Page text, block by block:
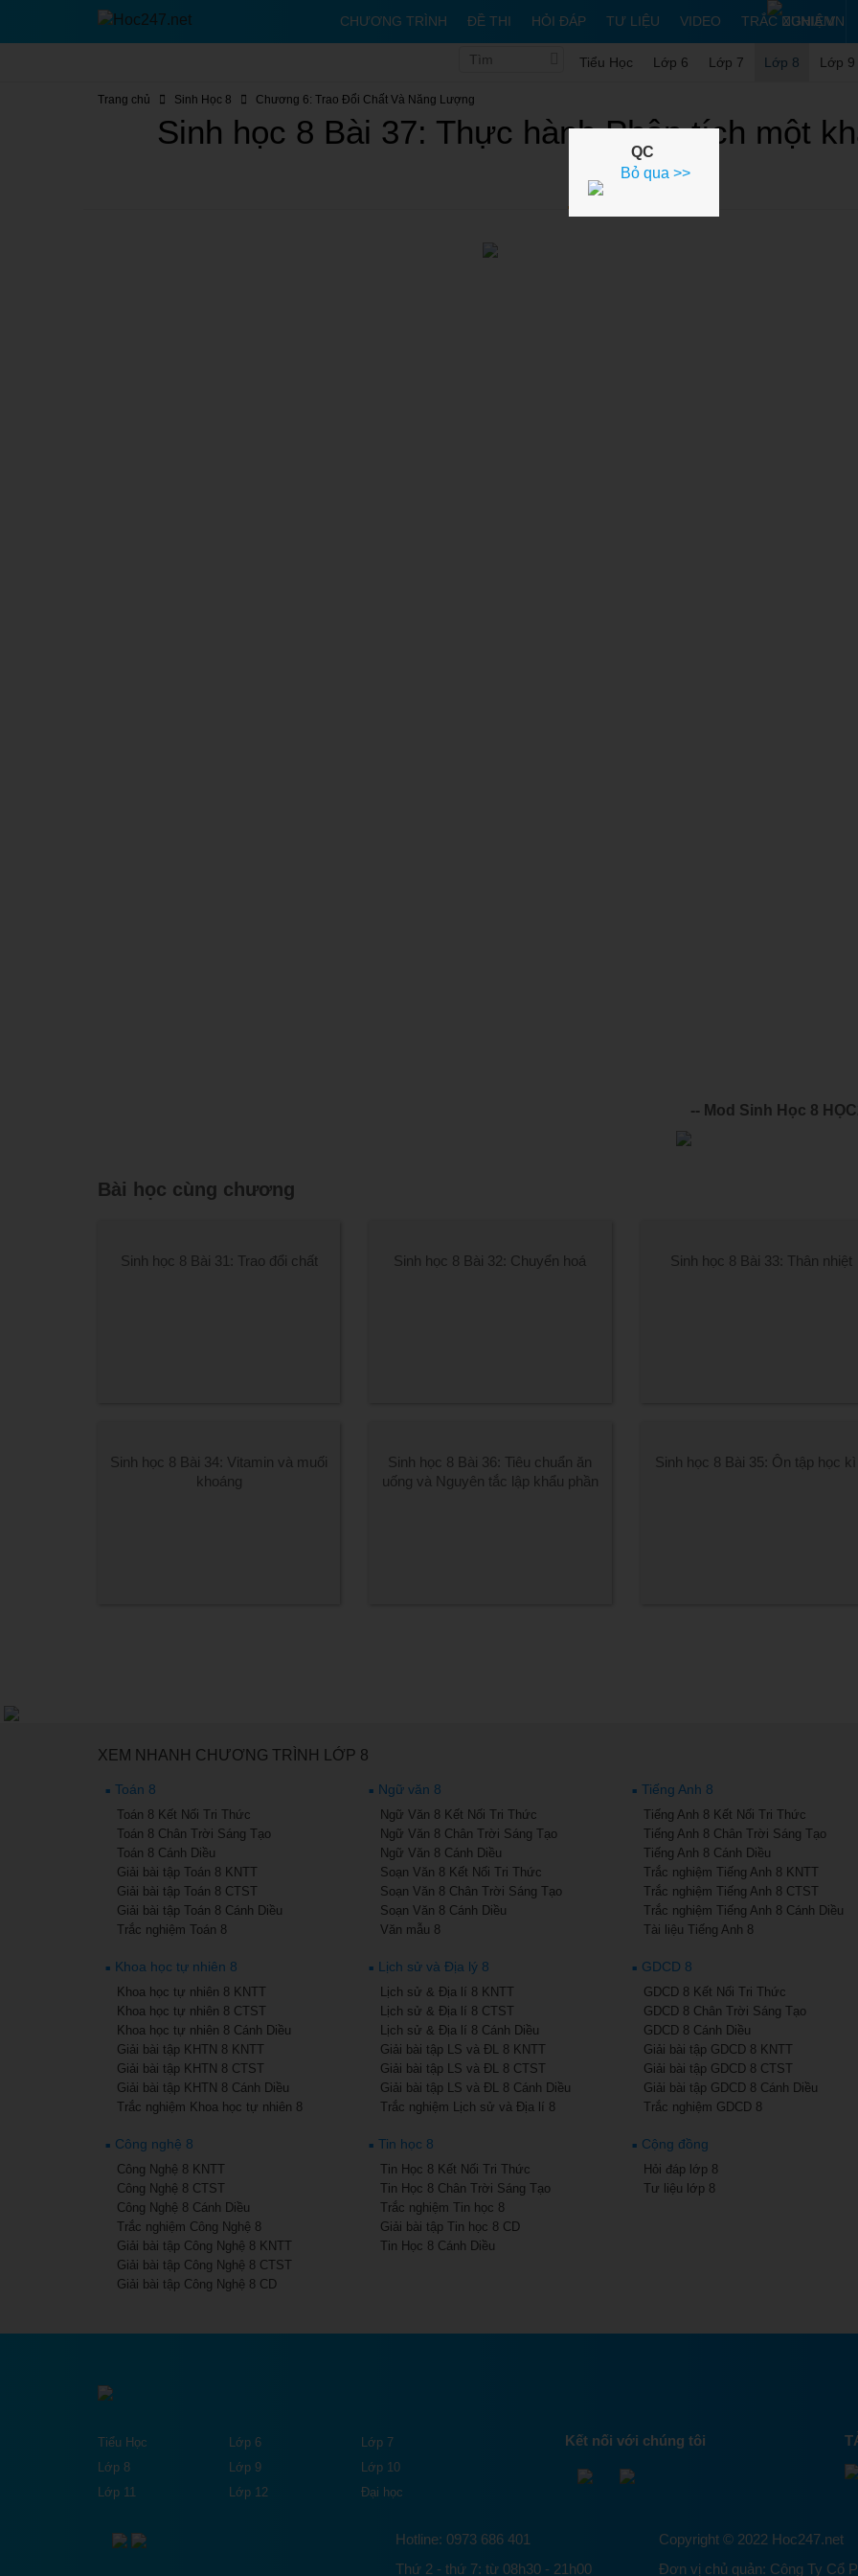
CHƯƠNG TRÌNH ĐỀ THI HỎI ĐÁP TƯ LIỆU VIDEO TRẮC NGHIỆM
Tiểu Học Lớp 6 Lớp 7 Lớp 8 Lớp 9
Trang chủ Sinh Học 8 Chương 6: Trao Đổi Chất Và Năng Lượng
Sinh học 8 Bài 37: Thực hành Phân tích một
Lý thuyết
-- Mod Sinh Học 8
Bài học cùng chương
Sinh học 8 Bài 31: Trao đổi chất Sinh học 8 Bài 32: Chuyển hoá Sinh học 8 Bài 33: Thân nhiệt
Sinh học 8 Bài 34: Vitamin và muối
khoáng
Sinh học 8 Bài 36: Tiêu chuẩn ăn
uống và Nguyên tắc lập khẩu phần
Sinh học 8 Bài 35: Ôn tập học
XEM NHANH CHƯƠNG TRÌNH LỚP 8
Toán 8
Toán 8 Kết Nối Tri Thức
Toán 8 Chân Trời Sáng Tạo
Toán 8 Cánh Diều
Giải bài tập Toán 8 KNTT
Giải bài tập Toán 8 CTST
Giải bài tập Toán 8 Cánh Diều
Trắc nghiệm Toán 8
Ngữ văn 8
Ngữ Văn 8 Kết Nối Tri Thức
Ngữ Văn 8 Chân Trời Sáng Tạo
Ngữ Văn 8 Cánh Diều
Soạn Văn 8 Kết Nối Tri Thức
Soạn Văn 8 Chân Trời Sáng Tạo
Soạn Văn 8 Cánh Diều
Văn mẫu 8
Tiếng Anh 8
Tiếng Anh 8 Kết Nối Tri Thức
Tiếng Anh 8 Chân Trời Sáng Tạo
Tiếng Anh 8 Cánh Diều
Trắc nghiệm Tiếng Anh 8 KNTT
Trắc nghiệm Tiếng Anh 8 CTST
Trắc nghiệm Tiếng Anh 8 Cánh Diều
Tài liệu Tiếng Anh 8
Khoa học tự nhiên 8
Khoa học tự nhiên 8 KNTT
Khoa học tự nhiên 8 CTST
Khoa học tự nhiên 8 Cánh Diều
Giải bài tập KHTN 8 KNTT
Giải bài tập KHTN 8 CTST
Giải bài tập KHTN 8 Cánh Diều
Trắc nghiệm Khoa học tự nhiên 8
Lịch sử và Địa lý 8
Lịch sử & Địa lí 8 KNTT
Lịch sử & Địa lí 8 CTST
Lịch sử & Địa lí 8 Cánh Diều
Giải bài tập LS và ĐL 8 KNTT
Giải bài tập LS và ĐL 8 CTST
Giải bài tập LS và ĐL 8 Cánh Diều
Trắc nghiệm Lịch sử và Địa lí 8
GDCD 8
GDCD 8 Kết Nối Tri Thức
GDCD 8 Chân Trời Sáng Tạo
GDCD 8 Cánh Diều
Giải bài tập GDCD 8 KNTT
Giải bài tập GDCD 8 CTST
Giải bài tập GDCD 8 Cánh Diều
Trắc nghiệm GDCD 8
Công nghệ 8
Công Nghệ 8 KNTT
Công Nghệ 8 CTST
Công Nghệ 8 Cánh Diều
Trắc nghiệm Công Nghệ 8
Giải bài tập Công Nghệ 8 KNTT
Giải bài tập Công Nghệ 8 CTST
Giải bài tập Công Nghệ 8 CD
Tin học 8
Tin Học 8 Kết Nối Tri Thức
Tin Học 8 Chân Trời Sáng Tạo
Trắc nghiệm Tin học 8
Giải bài tập Tin học 8 CD
Tin Học 8 Cánh Diều
Cộng đồng
Hỏi đáp lớp 8
Tư liệu lớp 8
Tiểu Học Lớp 6
Lớp 7
Lớp 8
Lớp 9
Lớp 10
Lớp 11
Lớp 12 Đại học
Kết nối với chúng tôi
Hotline: 0973 686 401
Thứ 2 - thứ 7: từ 08h30 - 21h00
Copyright © 2022 Hoc247.net
Đơn vị chủ quản: Công Ty Cổ
QC
Bỏ qua >>